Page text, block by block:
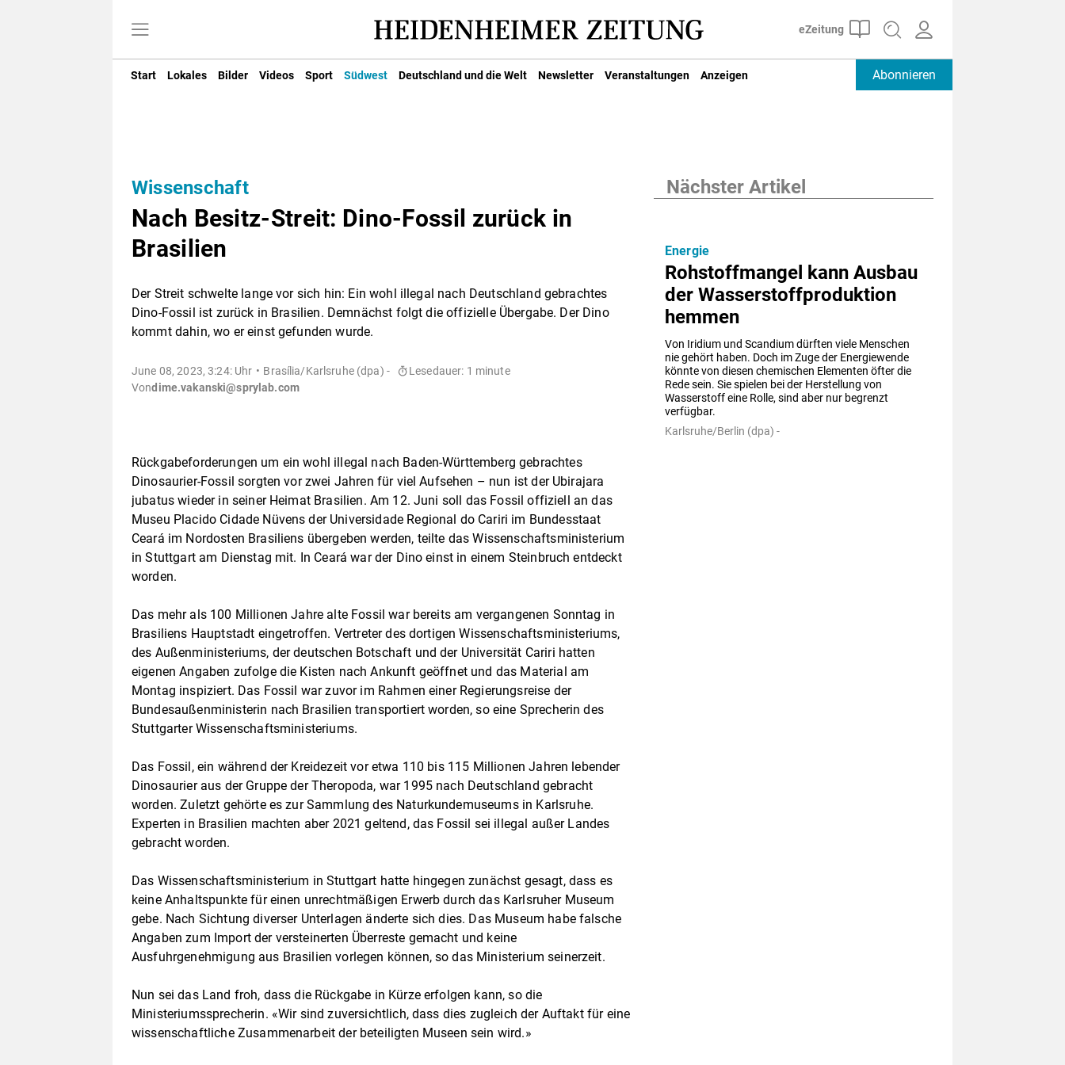
Start Lokales Bilder Videos Sport Südwest Deutschland und die Welt Newsletter Veranstaltungen Anzeigen Abonnieren
Wissenschaft
Nach Besitz-Streit: Dino-Fossil zurück in
Brasilien
Der Streit schwelte lange vor sich hin: Ein wohl illegal nach Deutschland gebrachtes
Dino-Fossil ist zurück in Brasilien. Demnächst folgt die offizielle Übergabe. Der Dino
kommt dahin, wo er einst gefunden wurde.
June 08, 2023, 3:24: Uhr Brasília/Karlsruhe (dpa) -
Lesedauer: 1 minute
Vondime.vakanski@sprylab.com
Rückgabeforderungen um ein wohl illegal nach Baden-Württemberg gebrachtes
Dinosaurier-Fossil sorgten vor zwei Jahren für viel Aufsehen – nun ist der Ubirajara
jubatus wieder in seiner Heimat Brasilien. Am 12. Juni soll das Fossil offiziell an das
Museu Placido Cidade Nüvens der Universidade Regional do Cariri im Bundesstaat
Ceará im Nordosten Brasiliens übergeben werden, teilte das Wissenschaftsministerium
in Stuttgart am Dienstag mit. In Ceará war der Dino einst in einem Steinbruch entdeckt
worden.
Das mehr als 100 Millionen Jahre alte Fossil war bereits am vergangenen Sonntag in
Brasiliens Hauptstadt eingetroffen. Vertreter des dortigen Wissenschaftsministeriums,
des Außenministeriums, der deutschen Botschaft und der Universität Cariri hatten
eigenen Angaben zufolge die Kisten nach Ankunft geöffnet und das Material am
Montag inspiziert. Das Fossil war zuvor im Rahmen einer Regierungsreise der
Bundesaußenministerin nach Brasilien transportiert worden, so eine Sprecherin des
Stuttgarter Wissenschaftsministeriums.
Das Fossil, ein während der Kreidezeit vor etwa 110 bis 115 Millionen Jahren lebender
Dinosaurier aus der Gruppe der Theropoda, war 1995 nach Deutschland gebracht
worden. Zuletzt gehörte es zur Sammlung des Naturkundemuseums in Karlsruhe.
Experten in Brasilien machten aber 2021 geltend, das Fossil sei illegal außer Landes
gebracht worden.
Das Wissenschaftsministerium in Stuttgart hatte hingegen zunächst gesagt, dass es
keine Anhaltspunkte für einen unrechtmäßigen Erwerb durch das Karlsruher Museum
gebe. Nach Sichtung diverser Unterlagen änderte sich dies. Das Museum habe falsche
Angaben zum Import der versteinerten Überreste gemacht und keine
Ausfuhrgenehmigung aus Brasilien vorlegen können, so das Ministerium seinerzeit.
Nun sei das Land froh, dass die Rückgabe in Kürze erfolgen kann, so die
Ministeriumssprecherin. «Wir sind zuversichtlich, dass dies zugleich der Auftakt für eine
wissenschaftliche Zusammenarbeit der beteiligten Museen sein wird.»
Nächster Artikel
Rohstoffmangel kann Ausbau
der Wasserstoffproduktion
hemmen
Von Iridium und Scandium dürften viele Menschen
nie gehört haben. Doch im Zuge der Energiewende
könnte von diesen chemischen Elementen öfter die
Rede sein. Sie spielen bei der Herstellung von
Wasserstoff eine Rolle, sind aber nur begrenzt
verfügbar.
Energie
Karlsruhe/Berlin (dpa) -